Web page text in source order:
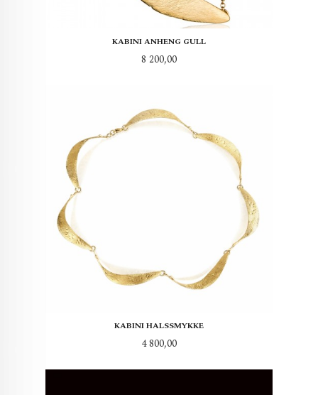
KABINI ANHENG GULL
Pris
8 200,00
KABINI HALSSMYKKE
Pris
4 800,00